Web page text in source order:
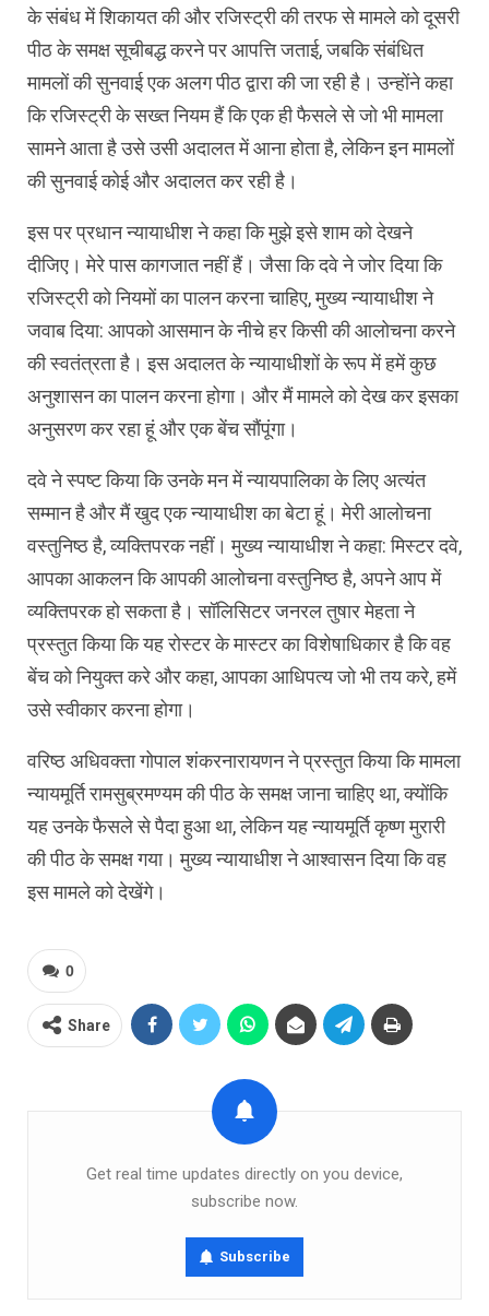
के संबंध में शिकायत की और रजिस्ट्री की तरफ से मामले को दूसरी
पीठ के समक्ष सूचीबद्ध करने पर आपत्ति जताई, जबकि संबंधित
मामलों की सुनवाई एक अलग पीठ द्वारा की जा रही है। उन्होंने कहा
कि रजिस्ट्री के सख्त नियम हैं कि एक ही फैसले से जो भी मामला
सामने आता है उसे उसी अदालत में आना होता है, लेकिन इन मामलों
की सुनवाई कोई और अदालत कर रही है।
इस पर प्रधान न्यायाधीश ने कहा कि मुझे इसे शाम को देखने
दीजिए। मेरे पास कागजात नहीं हैं। जैसा कि दवे ने जोर दिया कि
रजिस्ट्री को नियमों का पालन करना चाहिए, मुख्य न्यायाधीश ने
जवाब दिया: आपको आसमान के नीचे हर किसी की आलोचना करने
की स्वतंत्रता है। इस अदालत के न्यायाधीशों के रूप में हमें कुछ
अनुशासन का पालन करना होगा। और मैं मामले को देख कर इसका
अनुसरण कर रहा हूं और एक बेंच सौंपूंगा।
दवे ने स्पष्ट किया कि उनके मन में न्यायपालिका के लिए अत्यंत
सम्मान है और मैं खुद एक न्यायाधीश का बेटा हूं। मेरी आलोचना
वस्तुनिष्ठ है, व्यक्तिपरक नहीं। मुख्य न्यायाधीश ने कहा: मिस्टर दवे,
आपका आकलन कि आपकी आलोचना वस्तुनिष्ठ है, अपने आप में
व्यक्तिपरक हो सकता है। सॉलिसिटर जनरल तुषार मेहता ने
प्रस्तुत किया कि यह रोस्टर के मास्टर का विशेषाधिकार है कि वह
बेंच को नियुक्त करे और कहा, आपका आधिपत्य जो भी तय करे, हमें
उसे स्वीकार करना होगा।
वरिष्ठ अधिवक्ता गोपाल शंकरनारायणन ने प्रस्तुत किया कि मामला
न्यायमूर्ति रामसुब्रमण्यम की पीठ के समक्ष जाना चाहिए था, क्योंकि
यह उनके फैसले से पैदा हुआ था, लेकिन यह न्यायमूर्ति कृष्ण मुरारी
की पीठ के समक्ष गया। मुख्य न्यायाधीश ने आश्वासन दिया कि वह
इस मामले को देखेंगे।
0
Share
Get real time updates directly on you device,
subscribe now.
Subscribe